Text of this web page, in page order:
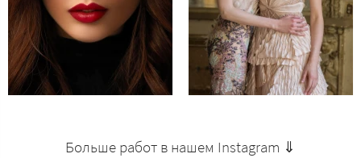
Больше работ в нашем Instagram ⇓